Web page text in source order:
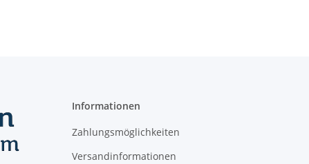
Informationen
Zahlungsmöglichkeiten
Versandinformationen